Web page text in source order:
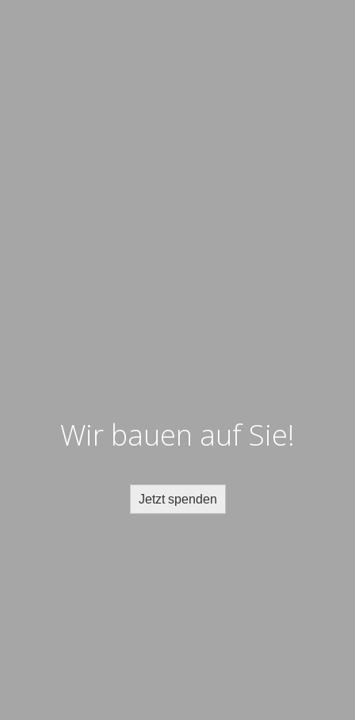
Wir bauen auf Sie!
Jetzt spenden